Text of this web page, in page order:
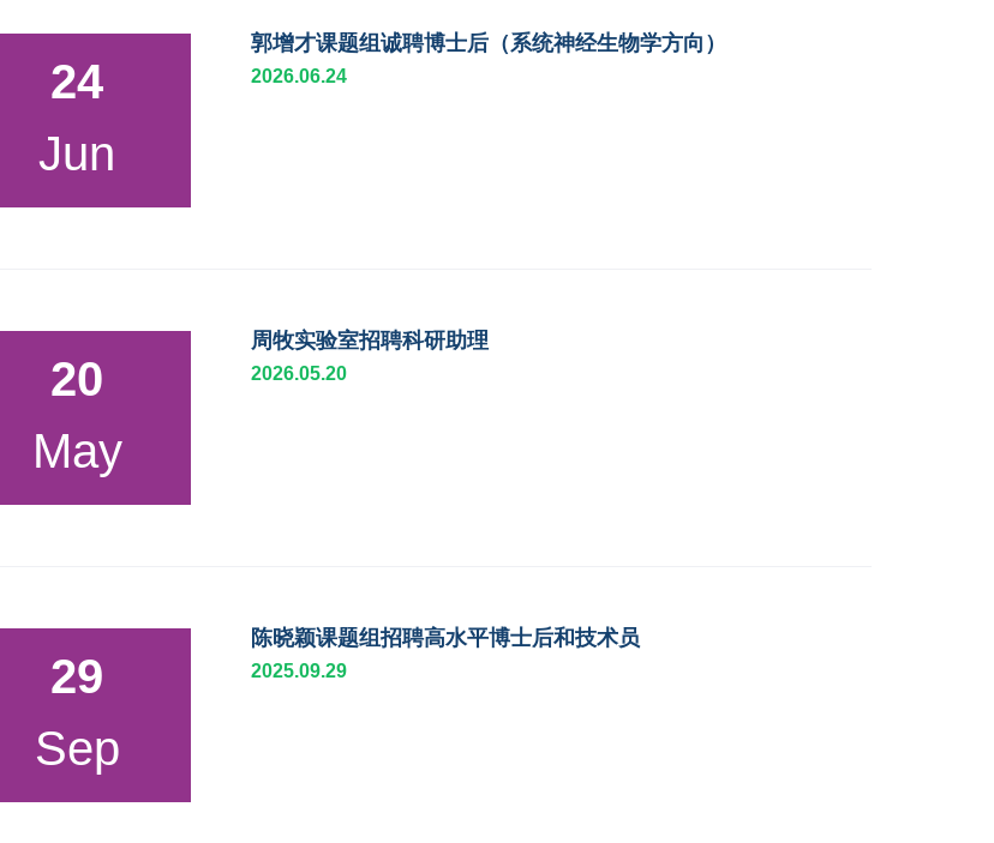
24
Jun
郭增才课题组诚聘博士后（系统神经生物学方向）
2026.06.24
20
May
周牧实验室招聘科研助理
2026.05.20
29
Sep
陈晓颖课题组招聘高水平博士后和技术员
2025.09.29